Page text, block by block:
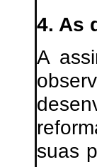
4. As
A
suas